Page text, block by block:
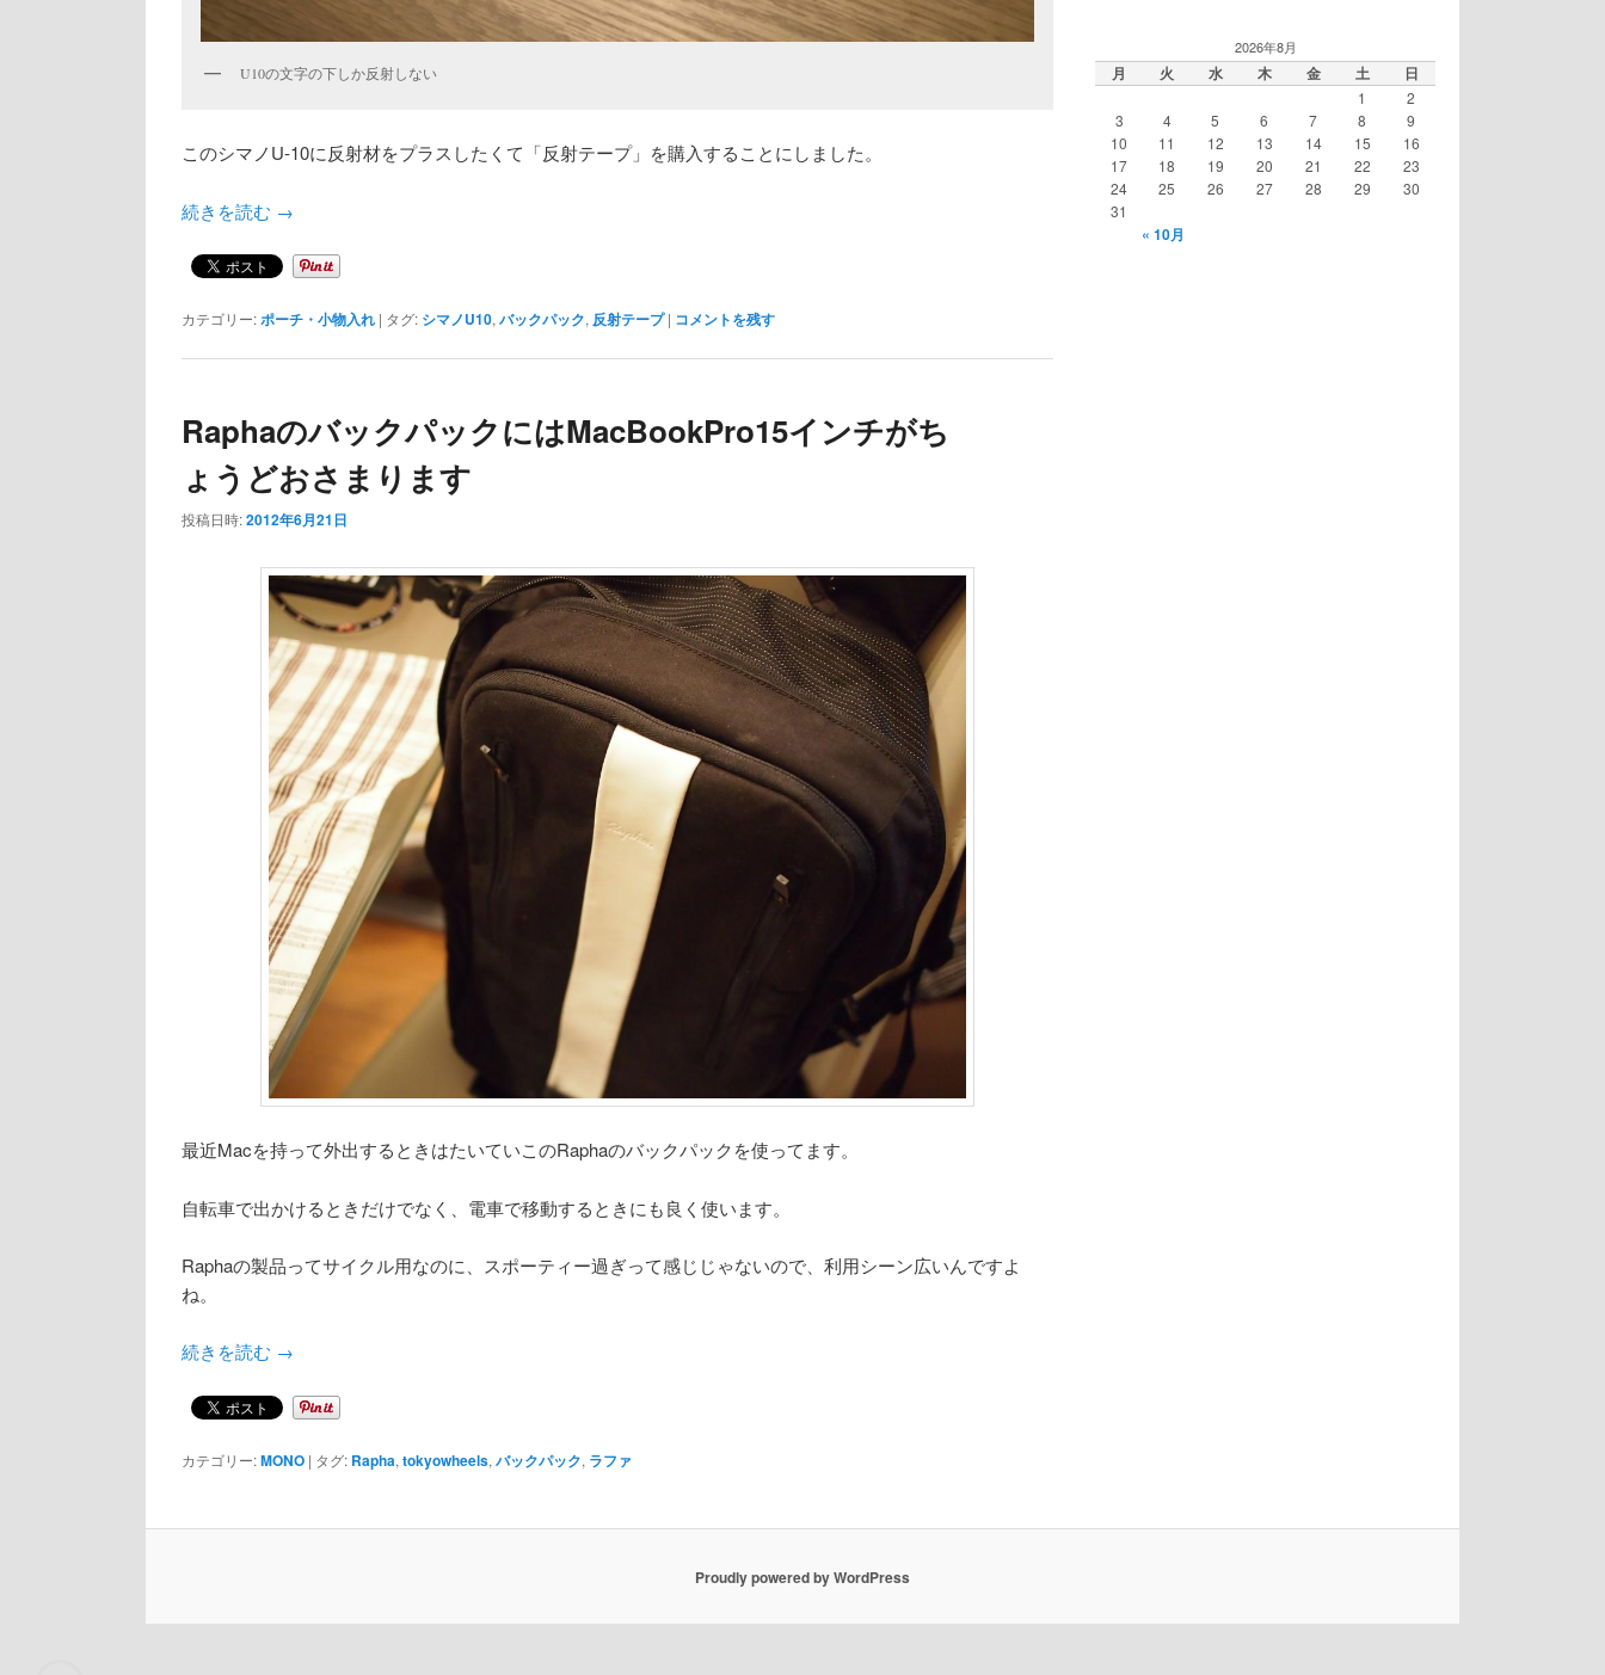
U10の文字の下しか反射しない
このシマノU-10に反射材をプラスしたくて「反射テープ」を購入することにしました。
続きを読む →
カテゴリー:ポーチ・小物入れ | タグ: シマノU10, バックパック, 反射テープ | コメントを残す
RaphaのバックパックにはMacBookPro15インチがち
ょうどおさまります
投稿日時:2012年6月21日
最近Macを持って外出するときはたいていこのRaphaのバックパックを使ってます。
自転車で出かけるときだけでなく、電車で移動するときにも良く使います。
Raphaの製品ってサイクル用なのに、スポーティー過ぎって感じじゃないので、利用シーン広いんですよ
ね。
続きを読む →
カテゴリー:MONO | タグ: Rapha, tokyowheels, バックパック, ラファ
2026年8月
月 火 水 木 金 土 日
1
2
3
4 5 6 7 8
9
10
11 12 13 14 15
16
17
18 19 20 21 22
23
24
25 26 27 28 29
30
31
« 10月
Proudly powered by WordPress